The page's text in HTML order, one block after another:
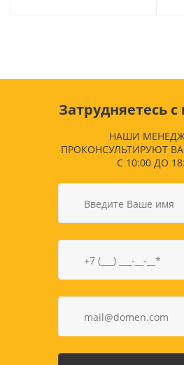
Затрудняетесь
НАШИ
ПРОКОНСУЛЬТИРУЮТ
С 10:00 ДО